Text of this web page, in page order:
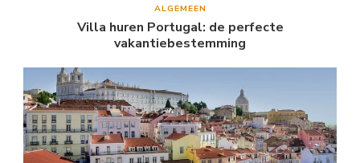
ALGEMEEN
Villa huren Portugal: de perfecte
vakantiebestemming